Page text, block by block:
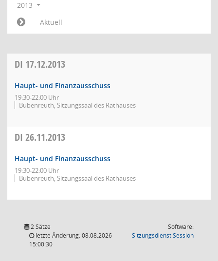
2013
Aktuell
DI 17.12.2013
Haupt- und Finanzausschuss
19:30-22:00 Uhr
Bubenreuth, Sitzungssaal des Rathauses
DI 26.11.2013
Haupt- und Finanzausschuss
19:30-22:00 Uhr
Bubenreuth, Sitzungssaal des Rathauses
2 Sätze
letzte Änderung: 08.08.2026
15:00:30
Software:
SitzungsdienstSession(Wird in